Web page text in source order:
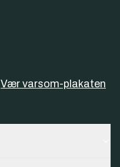
Vær varsom-plakaten